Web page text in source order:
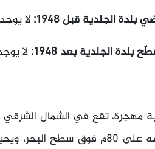
الجلدية قبل 1948:
لا يوجد
الجلدية بعد 1948:
لا
بُنيت في موقع يزيد ارتفاعه على